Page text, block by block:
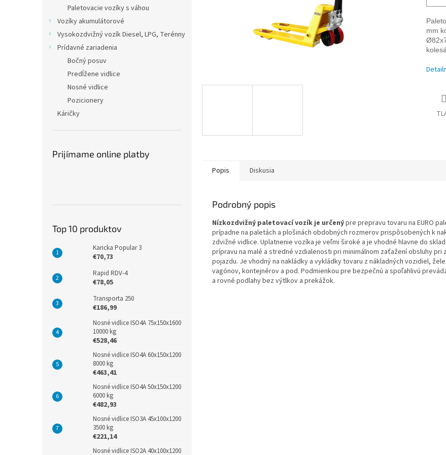
Paletovacie vozíky s váhou
Vozíky akumulátorové
Vysokozdvižný vozík Diesel, LPG, Terénny
Prídavné zariadenia
Bočný posuv
Predĺžene vidlice
Nosné vidlice
Pozicionery
Káričky
Prijímame online platby
Top 10 produktov
Karicka Popular 3
€70,73
Rapid RDV-4
€78,05
Transporta 250
€186,99
Nosné vidlice ISO4A 75x150x1600
10000 kg
€528,46
Nosné vidlice ISO4A 60x150x1200
8000 kg
€463,41
Nosné vidlice ISO4A 50x150x1200
6000 kg
€482,93
Nosné vidlice ISO3A 45x100x1200
3500 kg
€221,14
Nosné vidlice ISO2A 40x100x1200
mm
Ø
Popis Diskusia
Podrobný popis
Nízkozdvižný paletovací vozík je určenýpre prepravu tovaru na EURO
prípadne na paletách a plošinách obdobných rozmerov prispôsobených k
zdvižné vidlice. Uplatnenie vozíka je veľmi široké a je vhodné hlavne do
prípravu na malé a stredné vzdialenosti pri minimálnom zaťažení obsluhy pri
pojazdu. Je vhodný na nakládky a vykládky tovaru z nákladných vozidiel,
vagónov, kontejnérov a pod. Podmienkou pre bezpečnú a spoľahlivú
a rovné podlahy bez výtlkov a prekážok.